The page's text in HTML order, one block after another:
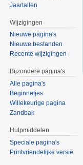
Jaartallen
Wijzigingen
Nieuwe pagina's
Nieuwe bestanden
Recente wijzigingen
Bijzondere pagina's
Alle pagina's
Beginnetjes
Willekeurige pagina
Zandbak
Hulpmiddelen
Speciale pagina's
Printvriendelijke versie